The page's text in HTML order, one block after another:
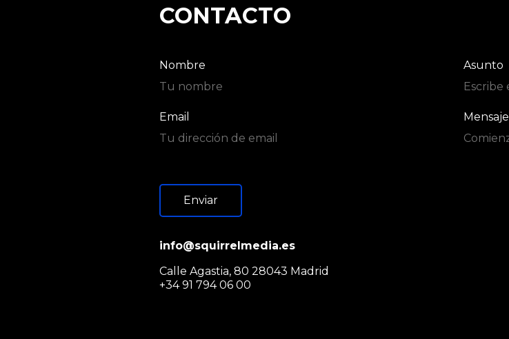
CONTACTO
Nombre
Email
Asunto
Mensaje
Enviar
info@squirrelmedia.es
Calle Agastia, 80 28043 Madrid
+34 91 794 06 00